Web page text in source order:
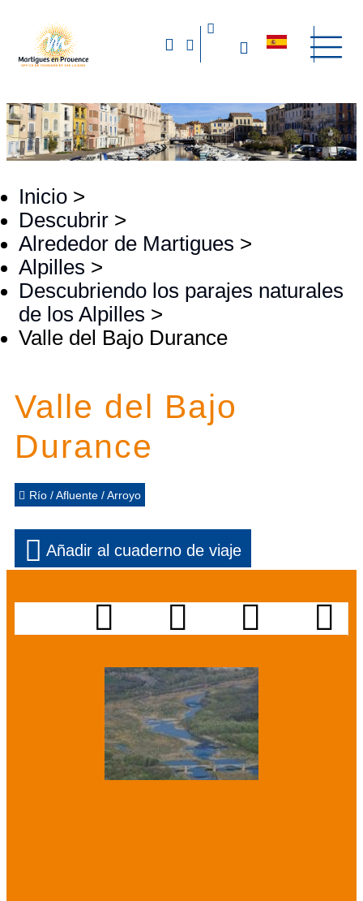
Inicio >
Descubrir >
Alrededor de Martigues >
Alpilles >
Descubriendo los parajes naturales
de los Alpilles >
Valle del Bajo Durance
Valle del Bajo
Durance
Río / Afluente / Arroyo
Añadir al cuaderno de viaje